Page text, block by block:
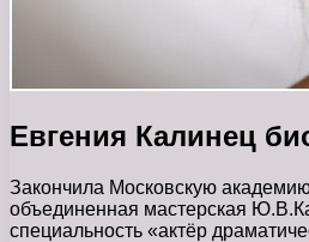
Евгения Калинец
Закончила Московскую
объединенная мастерская
специальность «актёр